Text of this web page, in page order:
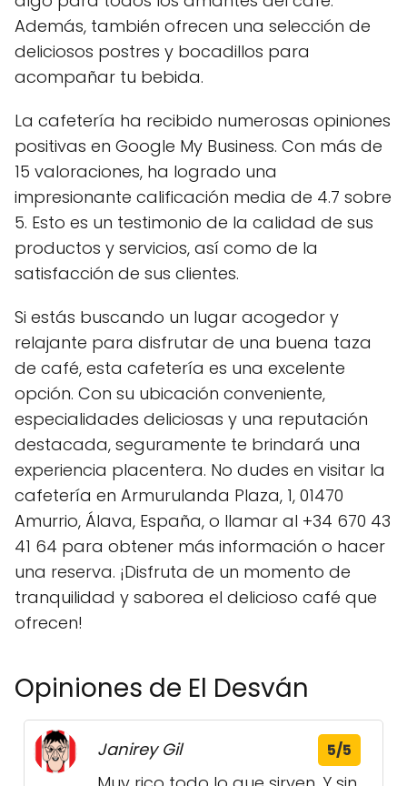
Además, también ofrecen una selección de
deliciosos postres y bocadillos para
acompañar tu bebida.
La cafetería ha recibido numerosas opiniones
positivas en Google My Business. Con más de
15 valoraciones, ha logrado una
impresionante calificación media de 4.7 sobre
5. Esto es un testimonio de la calidad de sus
productos y servicios, así como de la
satisfacción de sus clientes.
Si estás buscando un lugar acogedor y
relajante para disfrutar de una buena taza
de café, esta cafetería es una excelente
opción. Con su ubicación conveniente,
especialidades deliciosas y una reputación
destacada, seguramente te brindará una
experiencia placentera. No dudes en visitar la
cafetería en Armurulanda Plaza, 1, 01470
Amurrio, Álava, España, o llamar al +34 670 43
41 64 para obtener más información o hacer
una reserva. ¡Disfruta de un momento de
tranquilidad y saborea el delicioso café que
ofrecen!
Opiniones de El Desván
Janirey Gil 5/5